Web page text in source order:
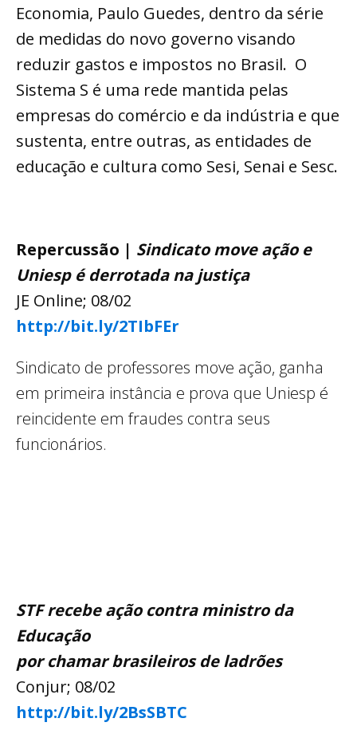
Economia, Paulo Guedes, dentro da série
de medidas do novo governo visando
reduzir gastos e impostos no Brasil. O
Sistema S é uma rede mantida pelas
empresas do comércio e da indústria e que
sustenta, entre outras, as entidades de
educação e cultura como Sesi, Senai e Sesc.
Repercussão | Sindicato move ação e
Uniesp é derrotada na justiça
JE Online; 08/02
http://bit.ly/2TIbFEr
Sindicato de professores move ação, ganha
em primeira instância e prova que Uniesp é
reincidente em fraudes contra seus
funcionários.
STF recebe ação contra ministro da
Educação
por chamar brasileiros de ladrões
Conjur; 08/02
http://bit.ly/2BsSBTC